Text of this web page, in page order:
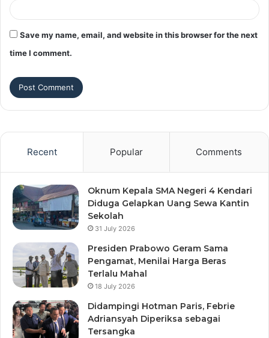
Save my name, email, and website in this browser for the next
time I comment.
Recent Popular Comments
Oknum Kepala SMA Negeri 4 Kendari
Diduga Gelapkan Uang Sewa Kantin
Sekolah
31 July 2026
Presiden Prabowo Geram Sama
Pengamat, Menilai Harga Beras
Terlalu Mahal
18 July 2026
Didampingi Hotman Paris, Febrie
Adriansyah Diperiksa sebagai
Tersangka